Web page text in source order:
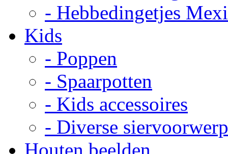
- Hebbedingetjes
Kids
- Poppen
- Spaarpotten
- Kids accessoires
- Diverse
Houten beelden